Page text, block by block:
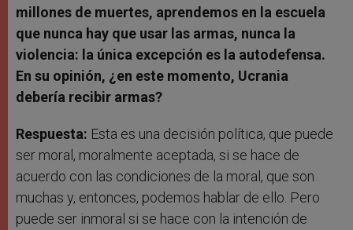
millones de muertes, aprendemos en la escuela
que nunca hay que usar las armas, nunca la
violencia: la única excepción es la autodefensa.
En su opinión, ¿en este momento, Ucrania
debería recibir armas?
Respuesta: Esta es una decisión política, que puede
ser moral, moralmente aceptada, si se hace de
acuerdo con las condiciones de la moral, que son
muchas y, entonces, podemos hablar de ello. Pero
puede ser inmoral si se hace con la intención de